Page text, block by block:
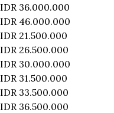
IDR 36.000.000
IDR 46.000.000
IDR 21.500.000
IDR 26.500.000
IDR 30.000.000
IDR 31.500.000
IDR 33.500.000
IDR 36.500.000